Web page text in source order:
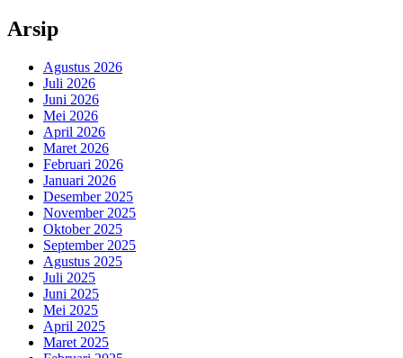
Arsip
Agustus 2026
Juli 2026
Juni 2026
Mei 2026
April 2026
Maret 2026
Februari 2026
Januari 2026
Desember 2025
November 2025
Oktober 2025
September 2025
Agustus 2025
Juli 2025
Juni 2025
Mei 2025
April 2025
Maret 2025